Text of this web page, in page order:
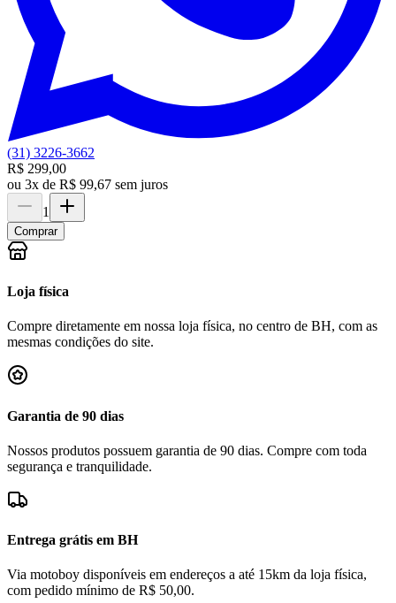
(31) 3226-3662
R$ 299,00
ou 3x de R$ 99,67 sem juros
1
Comprar
Loja física
Compre diretamente em nossa loja física, no centro de BH, com as
mesmas condições do site.
Garantia de 90 dias
Nossos produtos possuem garantia de 90 dias. Compre com toda
segurança e tranquilidade.
Entrega grátis em BH
Via motoboy disponíveis em endereços a até 15km da loja física,
com pedido mínimo de R$ 50,00.